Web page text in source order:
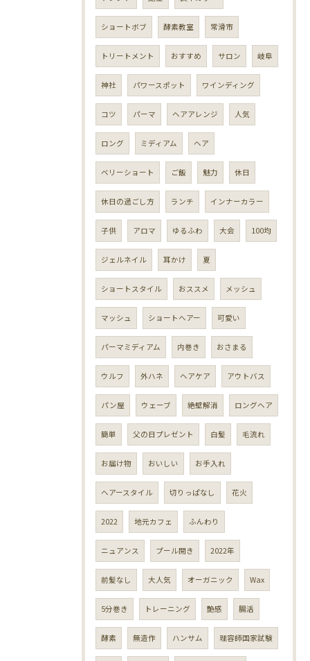
ショートボブ 酵素教室 常滑市
トリートメント おすすめ サロン 岐阜
神社 パワースポット ワインディング
コツ パーマ ヘアアレンジ 人気
ロング ミディアム ヘア
ベリーショート ご飯 魅力 休日
休日の過ごし方 ランチ インナーカラー
子供 アロマ ゆるふわ 大会 100均
ジェルネイル 耳かけ 夏
ショートスタイル おススメ メッシュ
マッシュ ショートヘアー 可愛い
パーマミディアム 内巻き おさまる
ウルフ 外ハネ ヘアケア アウトバス
パン屋 ウェーブ 絶壁解消 ロングヘア
簡単 父の日プレゼント 白髪 毛流れ
お届け物 おいしい お手入れ
ヘアースタイル 切りっぱなし 花火
2022 地元カフェ ふんわり
ニュアンス プール開き 2022年
前髪なし 大人気 オーガニック Wax
5分巻き トレーニング 艶感 腸活
酵素 無造作 ハンサム 理容師国家試験